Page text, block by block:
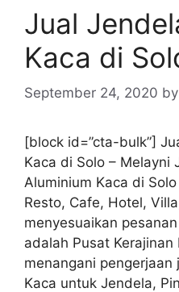
Jual
Kaca di
September 24, 2020 by
[block id=”cta-bulk”]
Kaca di Solo – Melayni
Aluminium Kaca di
Resto, Cafe, Hotel,
menyesuaikan
adalah Pusat
menangani pengerjaan
Kaca untuk Jendela,